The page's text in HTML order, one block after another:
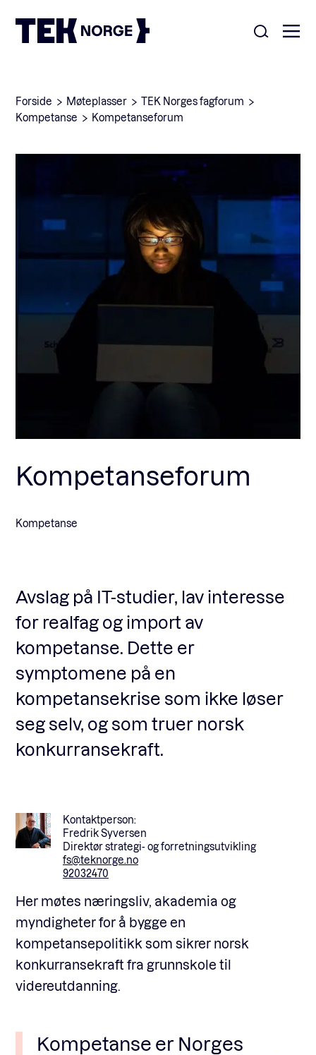
Om oss
Medlemskap
Nyheter
Møteplasser
Kontakt
Våre viktigste saker
Medlemskap
Ansatte
Standardavtaler
Nyheter og meninger
Forside Møteplasser
TEK Norges fagforum
Kompetanse
Kompetanseforum
Kompetanseforum
Kompetanse
Avslag på IT-studier, lav interesse
for realfag og import av
kompetanse. Dette er
symptomene på en
kompetansekrise som ikke løser
seg selv, og som truer norsk
konkurransekraft.
Kontaktperson:
Fredrik Syversen
Direktør strategi- og forretningsutvikling
fs@teknorge.no
92032470
Her møtes næringsliv, akademia og
myndigheter for å bygge en
kompetansepolitikk som sikrer norsk
konkurransekraft fra grunnskole til
videreutdanning.
Kompetanse er Norges